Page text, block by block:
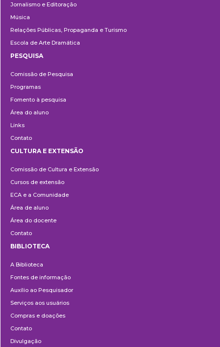
Jornalismo e Editoração
Música
Relações Públicas, Propaganda e Turismo
Escola de Arte Dramática
PESQUISA
Comissão de Pesquisa
Programas
Fomento à pesquisa
Área do aluno
Links
Contato
e
Extensão
CULTURA E EXTENSÃO
Comissão de Cultura e Extensão
Cursos de extensão
ECA e a Comunidade
Área de aluno
Área do docente
Contato
BIBLIOTECA
A Biblioteca
Fontes de informação
Auxílio ao Pesquisador
Serviços aos usuários
Compras e doações
Contato
Divulgação